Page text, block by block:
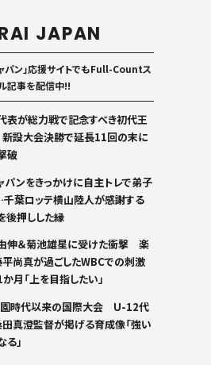
JAPAN
パン」応援サイトでもFull-Countス
記事を配信中!!
表が総力戦で記念すべき初代王
設大会決勝で延長11回の末に
破
パンをきっかけに自主トレで弟子
葉ロッテ横山陸人が感謝する
後押しした縁
伸＆菊池雄星に受けた衝撃 楽
平尚真が過ごしたWBCでの刺激
月「上を目指したい」
時代以来の国際大会 U-12代
田真澄監督が掲げる育成像「強い
る」